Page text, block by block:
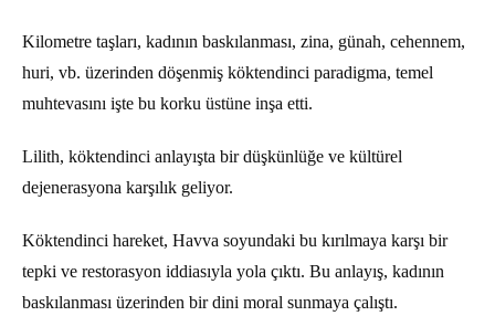
Kilometre taşları, kadının baskılanması, zina, günah, cehennem,
huri, vb. üzerinden döşenmiş köktendinci paradigma, temel
muhtevasını işte bu korku üstüne inşa etti.
Lilith, köktendinci anlayışta bir düşkünlüğe ve kültürel
dejenerasyona karşılık geliyor.
Köktendinci hareket, Havva soyundaki bu kırılmaya karşı bir
tepki ve restorasyon iddiasıyla yola çıktı. Bu anlayış, kadının
baskılanması üzerinden bir dini moral sunmaya çalıştı.